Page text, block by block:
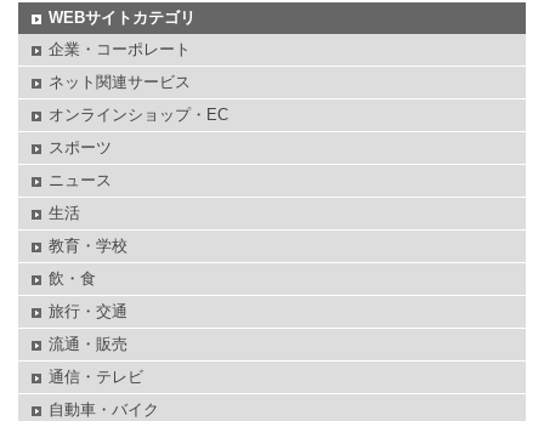
WEBサイトカテゴリ
企業・コーポレート
ネット関連サービス
オンラインショップ・EC
スポーツ
ニュース
生活
教育・学校
飲・食
旅行・交通
流通・販売
通信・テレビ
自動車・バイク